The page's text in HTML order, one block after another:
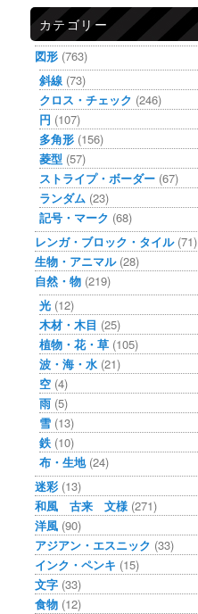
カテゴリー
図形 (763)
斜線 (73)
クロス・チェック (246)
円 (107)
多角形 (156)
菱型 (57)
ストライプ・ボーダー (67)
ランダム (23)
記号・マーク (68)
レンガ・ブロック・タイル(71)
生物・アニマル(28)
自然・物 (219)
光 (12)
木材・木目 (25)
植物・花・草 (105)
波・海・水 (21)
空 (4)
雨 (5)
雪 (13)
鉄 (10)
布・生地(24)
迷彩 (13)
和風 古来 文様 (271)
洋風 (90)
アジアン・エスニック (33)
インク・ペンキ (15)
文字 (33)
食物 (12)